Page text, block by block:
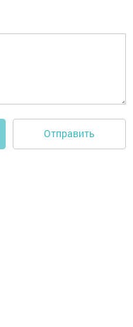
Отправить